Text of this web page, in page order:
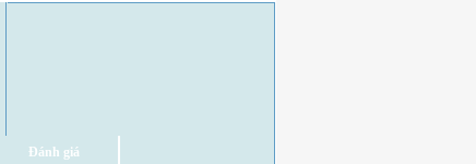
Đánh giá